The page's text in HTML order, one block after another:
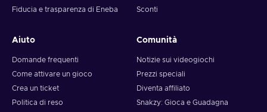
Fiducia e trasparenza di Eneba
Sconti
Aiuto
Domande frequenti
Come attivare un gioco
Crea un ticket
Politica di reso
Comunità
Notizie sui videogiochi
Prezzi speciali
Diventa affiliato
Snakzy: Gioca e Guadagna